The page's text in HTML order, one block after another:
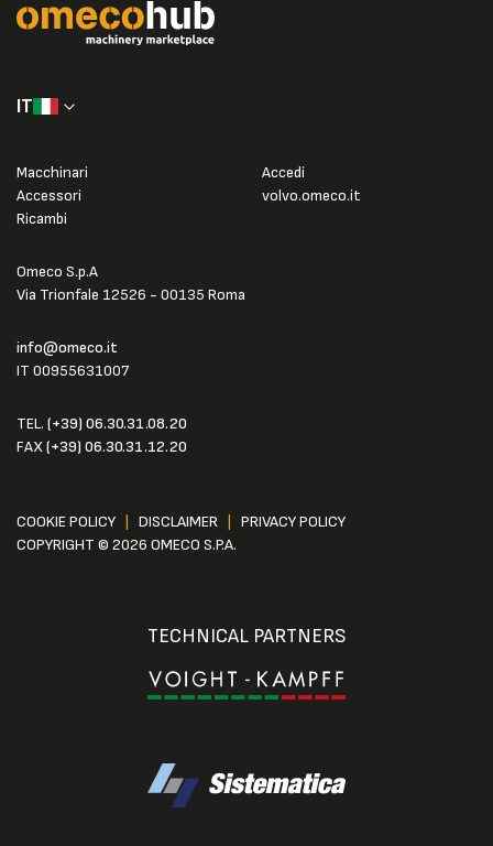
IT
Omeco S.p.A
Via Trionfale 12526 - 00135 Roma
info@omeco.it
IT 00955631007
TEL. (+39) 06.30.31.08.20
FAX(+39) 06.30.31.12.20
Macchinari
Accessori
Ricambi
Accedi
volvo.omeco.it
COOKIE POLICY DISCLAIMER
PRIVACY POLICY
COPYRIGHT © 2026 OMECO S.P.A.
TECHNICAL PARTNERS